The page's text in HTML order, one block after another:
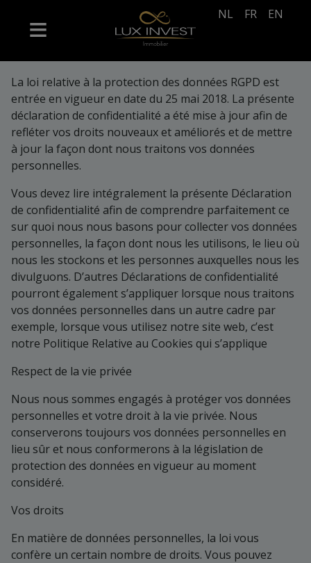
NL FR EN
La loi relative à la protection des données RGPD est
entrée en vigueur en date du 25 mai 2018. La présente
déclaration de confidentialité a été mise à jour afin de
refléter vos droits nouveaux et améliorés et de mettre
à jour la façon dont nous traitons vos données
personnelles.
Vous devez lire intégralement la présente Déclaration
de confidentialité afin de comprendre parfaitement ce
sur quoi nous nous basons pour collecter vos données
personnelles, la façon dont nous les utilisons, le lieu où
nous les stockons et les personnes auxquelles nous les
divulguons. D’autres Déclarations de confidentialité
pourront également s’appliquer lorsque nous traitons
vos données personnelles dans un autre cadre par
exemple, lorsque vous utilisez notre site web, c’est
notre Politique Relative au Cookies qui s’applique
Respect de la vie privée
Nous nous sommes engagés à protéger vos données
personnelles et votre droit à la vie privée. Nous
conserverons toujours vos données personnelles en
lieu sûr et nous conformerons à la législation de
protection des données en vigueur au moment
considéré.
Vos droits
En matière de données personnelles, la loi vous
confère un certain nombre de droits. Vous pouvez